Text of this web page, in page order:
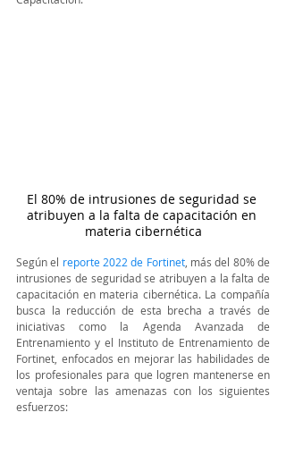
El 80% de intrusiones de seguridad se
atribuyen a la falta de capacitación en
materia cibernética
Según el reporte 2022 de Fortinet, más del 80% de
intrusiones de seguridad se atribuyen a la falta de
capacitación en materia cibernética. La compañía
busca la reducción de esta brecha a través de
iniciativas como la Agenda Avanzada de
Entrenamiento y el Instituto de Entrenamiento de
Fortinet, enfocados en mejorar las habilidades de
los profesionales para que logren mantenerse en
ventaja sobre las amenazas con los siguientes
esfuerzos: